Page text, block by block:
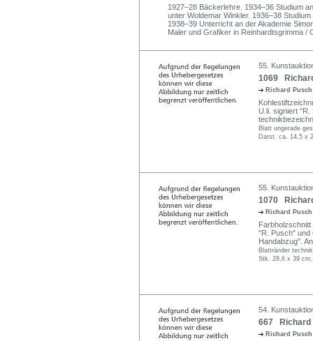
1927–28 Bäckerlehre. 1934–36 Studium
unter Woldemar Winkler. 1936–38
1938–39 Unterricht an der Akademie
Maler und Grafiker in Reinhardtsgrimma /
55.
1069
Richard
U.li. signiert "R.
Blatt ungerade
Darst. ca. 14,5 x
55.
1070
Richard
Farbholzschnitt
"R. Pusch" und
Handabzug".
Blattränder
Stk. 28,6 x 39
54.
667 Richard
Richard